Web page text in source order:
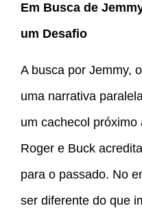
Em Busca de
um Desafio
A busca por Jemmy,
uma narrativa
um cachecol
Roger e Buck
para o passado. No
ser diferente do que